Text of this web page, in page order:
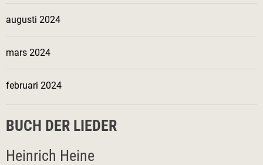
augusti 2024
mars 2024
februari 2024
BUCH DER LIEDER
Heinrich Heine